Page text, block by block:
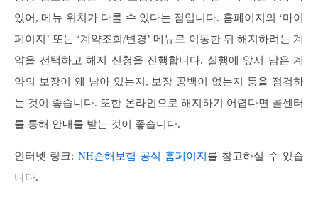
있어, 메뉴 위치가 다를 수 있다는 점입니다. 홈페이지의 ‘마이
페이지’ 또는 ‘계약조회/변경’ 메뉴로 이동한 뒤 해지하려는 계
약을 선택하고 해지 신청을 진행합니다. 실행에 앞서 남은 계
약의 보장이 왜 남아 있는지, 보장 공백이 없는지 등을 점검하
는 것이 좋습니다. 또한 온라인으로 해지하기 어렵다면 콜센터
를 통해 안내를 받는 것이 좋습니다.
인터넷 링크: NH손해보험 공식 홈페이지 를 참고하실 수 있습
니다.